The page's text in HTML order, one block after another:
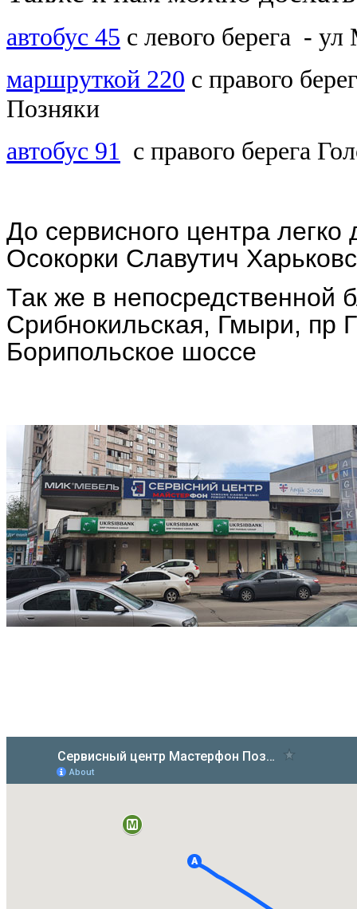
автобус 45 с левого берега -
маршруткой 220 с правого
Позняки
автобус 91
с правого берега
До сервисного центра
Осокорки Славутич
Так же в непосредственной
Срибнокильская, Гмыри, пр
Борипольское шоссе